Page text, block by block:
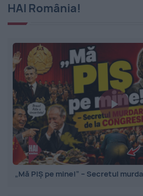
HAI România!
„Mă PIȘ pe mine!” – Secretul